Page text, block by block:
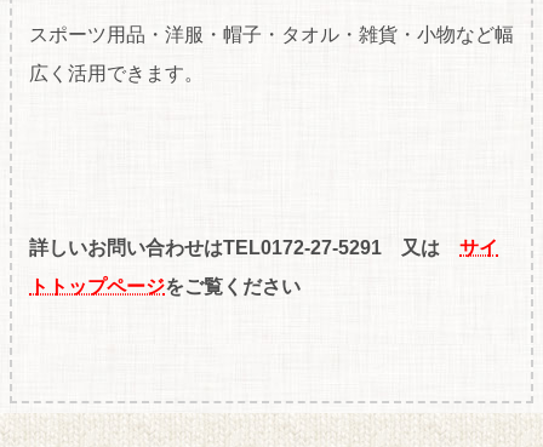
スポーツ用品・洋服・帽子・タオル・雑貨・小物など幅
広く活用できます。
詳しいお問い合わせはTEL0172-27-5291 又は サイ
トトップページをご覧ください